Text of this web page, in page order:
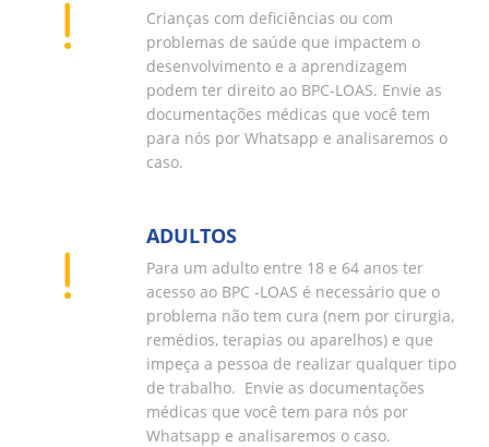
Crianças com deficiências ou com
problemas de saúde que impactem o
desenvolvimento e a aprendizagem
podem ter direito ao BPC-LOAS. Envie as
documentações médicas que você tem
para nós por Whatsapp e analisaremos o
caso.
ADULTOS
Para um adulto entre 18 e 64 anos ter
acesso ao BPC -LOAS é necessário que o
problema não tem cura (nem por cirurgia,
remédios, terapias ou aparelhos) e que
impeça a pessoa de realizar qualquer tipo
de trabalho. Envie as documentações
médicas que você tem para nós por
Whatsapp e analisaremos o caso.